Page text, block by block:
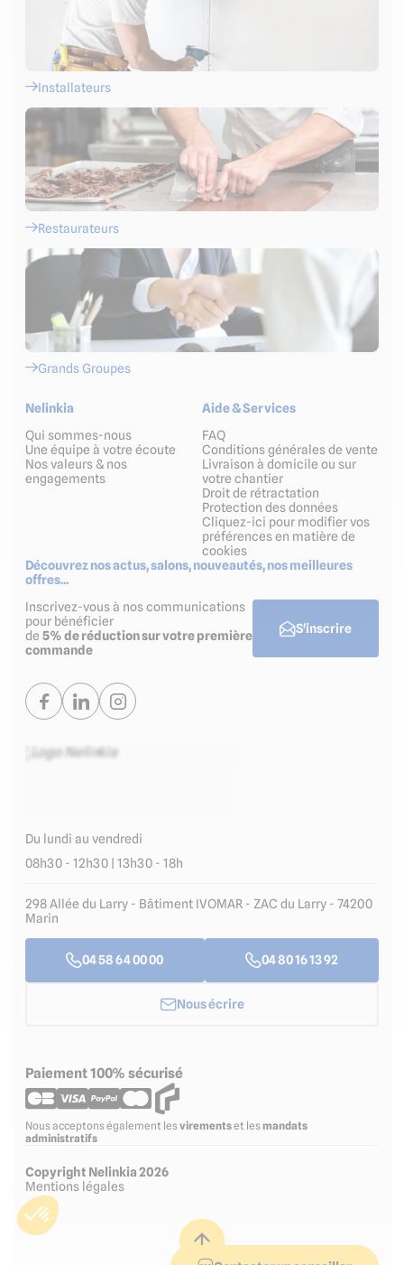
Installateurs
Restaurateurs
Grands Groupes
Du lundi au vendredi
08h30 - 12h30 | 13h30 - 18h
298 Allée du Larry - Bâtiment IVOMAR - ZAC du Larry - 74200
Marin
04 58 64 00 00 04 80 16 13 92
Nous écrire
Nelinkia
Qui sommes-nous
Une équipe à votre écoute
Nos valeurs & nos
engagements
Aide & Services
FAQ
Conditions générales de vente
Livraison à domicile ou sur
votre chantier
Droit de rétractation
Protection des données
Cliquez-ici pour modifier vos
préférences en matière de
cookies
Découvrez nos actus, salons, nouveautés, nos meilleures
offres...
Inscrivez-vous à nos communications
pour bénéficier
de 5% de réduction sur votre première
commande
S'inscrire
Paiement 100% sécurisé
Nous acceptons également lesvirementset les mandats
administratifs
Copyright Nelinkia 2026
Mentions légales